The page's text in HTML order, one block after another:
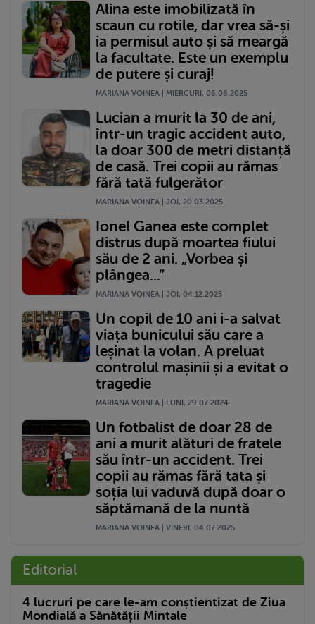
Alina este imobilizată în
scaun cu rotile, dar vrea să-și
ia permisul auto și să meargă
la facultate. Este un exemplu
de putere și curaj!
MARIANA VOINEA | MIERCURI, 06.08.2025
Lucian a murit la 30 de ani,
într-un tragic accident auto,
la doar 300 de metri distanță
de casă. Trei copii au rămas
fără tată fulgerător
MARIANA VOINEA | JOI, 20.03.2025
Ionel Ganea este complet
distrus după moartea fiului
său de 2 ani. „Vorbea și
plângea...”
MARIANA VOINEA | JOI, 04.12.2025
Un copil de 10 ani i-a salvat
viața bunicului său care a
leșinat la volan. A preluat
controlul mașinii și a evitat o
tragedie
MARIANA VOINEA | LUNI, 29.07.2024
Un fotbalist de doar 28 de
ani a murit alături de fratele
său într-un accident. Trei
copii au rămas fără tata și
soția lui vaduvă după doar o
săptămană de la nuntă
MARIANA VOINEA | VINERI, 04.07.2025
Editorial
4 lucruri pe care le-am conștientizat de Ziua
Mondială a Sănătății Mintale